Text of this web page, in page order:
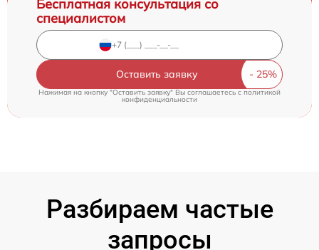
Бесплатная консультация со
специалистом
Оставить заявку
Нажимая на кнопку "Оставить заявку" Вы соглашаетесь cполитикой
конфиденциальности
Разбираем частые
запросы